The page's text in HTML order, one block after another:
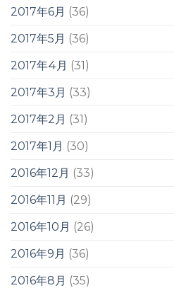
2017年6月 (36)
2017年5月 (36)
2017年4月 (31)
2017年3月 (33)
2017年2月 (31)
2017年1月 (30)
2016年12月 (33)
2016年11月 (29)
2016年10月 (26)
2016年9月 (36)
2016年8月 (35)